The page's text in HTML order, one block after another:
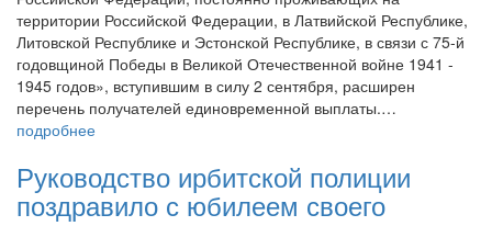
территории Российской Федерации, в Латвийской Республике,
Литовской Республике и Эстонской Республике, в связи с 75-й
годовщиной Победы в Великой Отечественной войне 1941 -
1945 годов», вступившим в силу 2 сентября, расширен
перечень получателей единовременной выплаты.…
подробнее
Руководство ирбитской полиции
поздравило с юбилеем своего